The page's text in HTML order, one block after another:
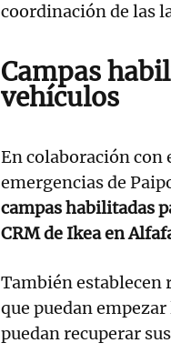
coordinación de las
Campas
vehículos
En colaboración con
emergencias de
campas habilitadas
CRM de Ikea en
También establecen
que puedan
puedan recuperar